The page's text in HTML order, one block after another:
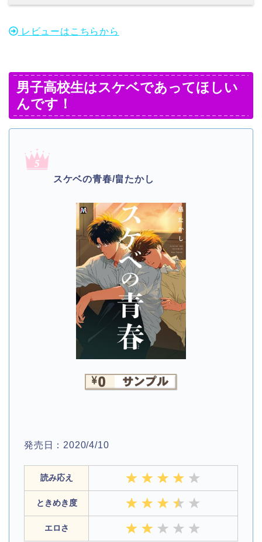
レビューはこちらから
男子高校生はスケベであってほしい
んです！
スケベの青春/畠たかし
発売日：2020/4/10
読み応え
ときめき度
エロさ